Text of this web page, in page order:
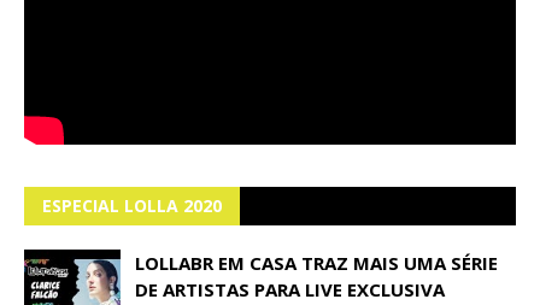
ESPECIAL LOLLA 2020
LOLLABR EM CASA TRAZ MAIS UMA SÉRIE
DE ARTISTAS PARA LIVE EXCLUSIVA